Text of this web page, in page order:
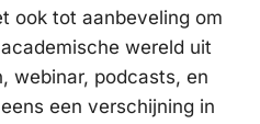
ook tot aanbeveling om
wereld uit
webinar, podcasts, en
een verschijning in